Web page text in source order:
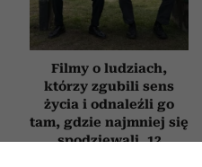
Filmy o ludziach,
którzy zgubili sens
życia i odnaleźli go
tam, gdzie najmniej się
spodziewali. 12